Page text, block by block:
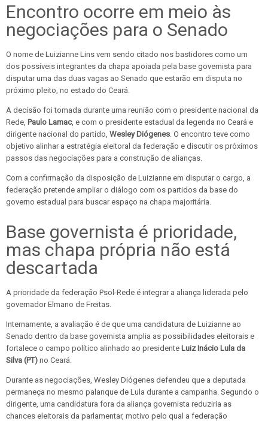
Encontro ocorre em meio às
negociações para o Senado
O nome de Luizianne Lins vem sendo citado nos bastidores como um
dos possíveis integrantes da chapa apoiada pela base governista para
disputar uma das duas vagas ao Senado que estarão em disputa no
próximo pleito, no estado do Ceará.
A decisão foi tomada durante uma reunião com o presidente nacional da
Rede, Paulo Lamac, e com o presidente estadual da legenda no Ceará e
dirigente nacional do partido, Wesley Diógenes . O encontro teve como
objetivo alinhar a estratégia eleitoral da federação e discutir os próximos
passos das negociações para a construção de alianças.
Com a confirmação da disposição de Luizianne em disputar o cargo, a
federação pretende ampliar o diálogo com os partidos da base do
governo estadual para buscar espaço na chapa majoritária.
Base governista é prioridade,
mas chapa própria não está
descartada
A prioridade da federação Psol-Rede é integrar a aliança liderada pelo
governador Elmano de Freitas.
Internamente, a avaliação é de que uma candidatura de Luizianne ao
Senado dentro da base governista amplia as possibilidades eleitorais e
fortalece o campo político alinhado ao presidente Luiz Inácio Lula da
Silva (PT) no Ceará.
Durante as negociações, Wesley Diógenes defendeu que a deputada
permaneça no mesmo palanque de Lula durante a campanha. Segundo o
dirigente, uma candidatura fora da aliança governista reduziria as
chances eleitorais da parlamentar, motivo pelo qual a federação